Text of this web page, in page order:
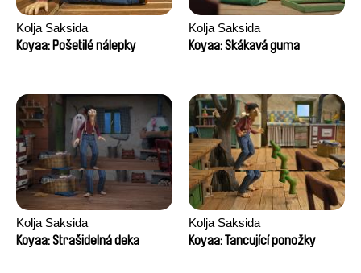
Kolja Saksida
Koyaa: Pošetilé nálepky
Kolja Saksida
Koyaa: Skákavá guma
Kolja Saksida
Koyaa: Strašidelná deka
Kolja Saksida
Koyaa: Tancující ponožky